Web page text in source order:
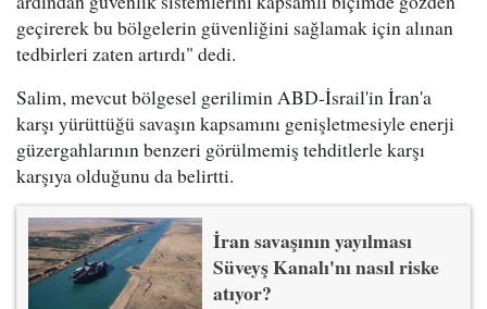
geçirerek bu bölgelerin güvenliğini sağlamak için alınan
tedbirleri zaten artırdı" dedi.
Salim, mevcut bölgesel gerilimin ABD-İsrail'in İran'a
karşı yürüttüğü savaşın kapsamını genişletmesiyle enerji
güzergahlarının benzeri görülmemiş tehditlerle karşı
karşıya olduğunu da belirtti.
İran savaşının yayılması
Süveyş Kanalı'nı nasıl riske
atıyor?